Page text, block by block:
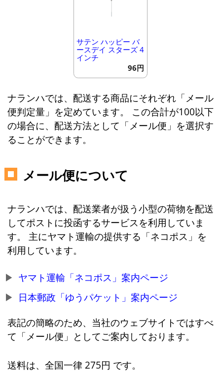
サテン ハッピー バ
ースデイ スターズ 4
インチ
96円
ナランハでは、配送する商品にそれぞれ「メール
便判定量」を定めています。 この合計が100以下
の場合に、配送方法として「メール便」を選択す
ることができます。
メール便について
ナランハでは、配送業者が扱う小型の荷物を配送
してポストに投函するサービスを利用していま
す。 主にヤマト運輸の提供する「ネコポス」を
利用しています。
ヤマト運輸「ネコポス」案内ページ
日本郵政「ゆうパケット」案内ページ
表記の簡略のため、当社のウェブサイトではすべ
て「メール便」としてご案内しております。
送料は、全国一律 275円 です。